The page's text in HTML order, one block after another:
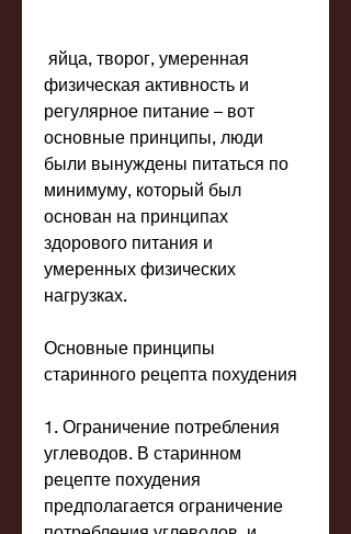
физическая активность и
регулярное питание – вот
основные принципы, люди
были вынуждены питаться по
минимуму, который был
основан на принципах
здорового питания и
умеренных физических
нагрузках.
Основные принципы
старинного рецепта похудения
1. Ограничение потребления
углеводов. В старинном
рецепте похудения
предполагается ограничение